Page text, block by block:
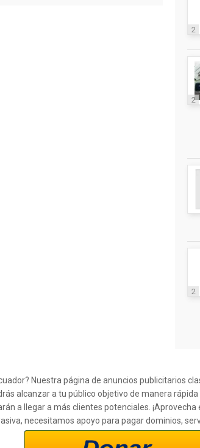
2
2
2
Nuestra página de anuncios publicitarios
alcanzar a tu público objetivo de manera
a llegar a más clientes potenciales.
necesitamos apoyo para pagar dominios,